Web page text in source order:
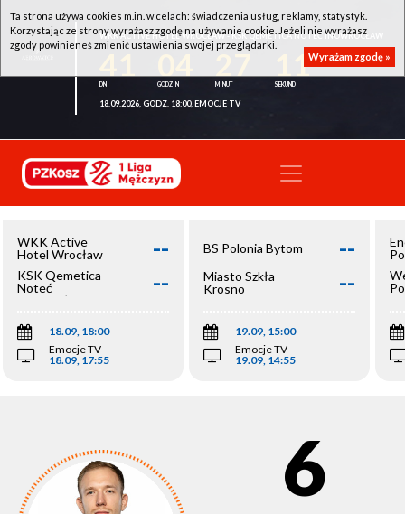
WKK ACTIVE HOTEL WROCŁAW - KSK QEMETICA NOTEĆ INOWROCŁAW
10
18.09.2026, GODZ. 18:00, EMOCJE TV
WKK Active
Hotel Wrocław
--
KSK Qemetica
Noteć
Inowrocław
--
18.09, 18:00
Emocje TV
18.09, 17:55
BS Polonia Bytom --
Miasto Szkła
Krosno
--
19.09, 15:00
Emocje TV
19.09, 14:55
6
Ta strona używa cookies m.in. w celach: świadczenia usług, reklamy, statystyk.
Korzystając ze strony wyrażasz zgodę na używanie cookie. Jeżeli nie wyrażasz
zgody powinieneś zmienić ustawienia swojej przeglądarki.
Wyrażam zgodę »